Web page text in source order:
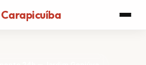
Carapicuíba